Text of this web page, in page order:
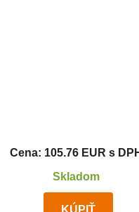
Cena: 105.76 EUR s
Skladom
KÚPIŤ